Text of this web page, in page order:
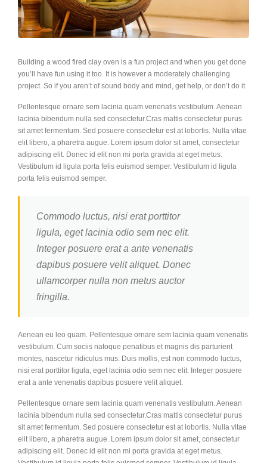
Building a wood fired clay oven is a fun project and when you get done
you’ll have fun using it too. It is however a moderately challenging
project. So if you aren’t of sound body and mind, get help, or don’t do it.
Pellentesque ornare sem lacinia quam venenatis vestibulum. Aenean
lacinia bibendum nulla sed consectetur.Cras mattis consectetur purus
sit amet fermentum. Sed posuere consectetur est at lobortis. Nulla vitae
elit libero, a pharetra augue. Lorem ipsum dolor sit amet, consectetur
adipiscing elit. Donec id elit non mi porta gravida at eget metus.
Vestibulum id ligula porta felis euismod semper. Vestibulum id ligula
porta felis euismod semper.
Commodo luctus, nisi erat porttitor
ligula, eget lacinia odio sem nec elit.
Integer posuere erat a ante venenatis
dapibus posuere velit aliquet. Donec
ullamcorper nulla non metus auctor
fringilla.
Aenean eu leo quam. Pellentesque ornare sem lacinia quam venenatis
vestibulum. Cum sociis natoque penatibus et magnis dis parturient
montes, nascetur ridiculus mus. Duis mollis, est non commodo luctus,
nisi erat porttitor ligula, eget lacinia odio sem nec elit. Integer posuere
erat a ante venenatis dapibus posuere velit aliquet.
Pellentesque ornare sem lacinia quam venenatis vestibulum. Aenean
lacinia bibendum nulla sed consectetur.Cras mattis consectetur purus
sit amet fermentum. Sed posuere consectetur est at lobortis. Nulla vitae
elit libero, a pharetra augue. Lorem ipsum dolor sit amet, consectetur
adipiscing elit. Donec id elit non mi porta gravida at eget metus.